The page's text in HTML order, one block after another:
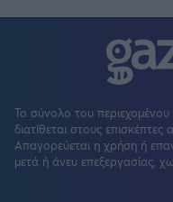
Το σύνολο του
διατίθεται στους
Απαγορεύεται η χρήση ή
μετά ή άνευ επεξεργασίας,